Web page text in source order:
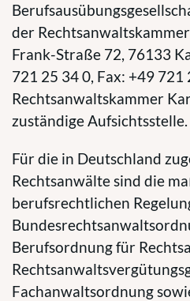
der
Frank-Straße 72, 76133
721 25 34 0, Fax: +49 721
Rechtsanwaltskammer
zuständige Aufsichtsstelle.
Für die in Deutschland
Rechtsanwälte sind die
berufsrechtlichen
Berufsordnung für
Fachanwaltsordnung